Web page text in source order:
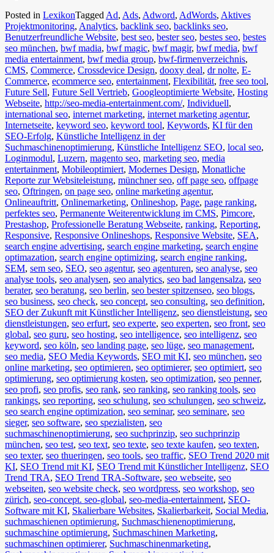
Posted in LexikonTagged Ad, Ads, Adword, AdWords, Aktives
Projektmonitoring, Analytics, backlink seo, backlinks seo,
Benutzerfreundliche Website, best seo, bester seo, bestes seo, bestes
seo münchen, bwf madia, bwf magic, bwf magir, bwf media, bwf
media entertainment, bwf media group, bwf-firmenverzeichnis,
CMS, Commerce, Crossdevice Design, dooxy deal, dr nolte, E-
Commerce, ecommerce seo, entertainment, Flexibilität, free seo tool,
Future Sell, Future Sell Vertrieb, Googleoptimierte Website, Hosting
Webseite, http://seo-media-entertainment.com/, Individuell,
international seo, internet marketing, internet marketing agentur,
Internetseite, keyword seo, keyword tool, Keywords, KI für den
SEO-Erfolg, Künstliche Intelligenz in der
Suchmaschinenoptimierung, Künstliche Intelligenz SEO, local seo,
Loginmodul, Luzern, magento seo, marketing seo, media
entertainment, Mobileoptimiert, Modernes Design, Monatliche
Reporte zur Websiteleistung, münchner seo, off page seo, offpage
seo, Oftringen, on page seo, online marketing agentur,
Onlineauftritt, Onlinemarketing, Onlineshop, Page, page ranking,
perfektes seo, Permanente Weiterentwicklung im CMS, Pimcore,
Prestashop, Professionelle Beratung Webseite, ranking, Reporting,
Responsive, Responsive Onlineshops, Responsive Website, SEA,
search engine advertising, search engine marketing, search engine
optimazation, search engine optimizing, search engine ranking,
SEM, sem seo, SEO, seo agentur, seo agenturen, seo analyse, seo
analyse tools, seo analysen, seo analytics, seo bad langensalza, seo
berater, seo beratung, seo berlin, seo bester spitzenseo, seo blogs,
seo business, seo check, seo concept, seo consulting, seo definition,
SEO der Zukunft mit Künstlicher Intelligenz, seo dienstleistung, seo
dienstleistungen, seo erfurt, seo experte, seo experten, seo front, seo
global, seo guru, seo hosting, seo intelligence, seo intelligenz, seo
keyword, seo köln, seo landing page, seo lüge, seo management,
seo media, SEO Media Keywords, SEO mit KI, seo münchen, seo
online marketing, seo optimieren, seo optimierer, seo optimiert, seo
optimierung, seo optimierung kosten, seo optimization, seo penner,
seo profi, seo profis, seo rank, seo ranking, seo ranking tools, seo
rankings, seo reporting, seo schulung, seo schulungen, seo schweiz,
seo search engine optimization, seo seminar, seo seminare, seo
sieger, seo software, seo spezialisten, seo
suchmaschinenoptimierung, seo suchprinzip, seo suchprinzip
münchen, seo test, seo text, seo texte, seo texte kaufen, seo texten,
seo texter, seo thueringen, seo tools, seo traffic, SEO Trend 2020 mit
KI, SEO Trend mit KI, SEO Trend mit Künstlicher Intelligenz, SEO
Trend TRA, SEO Trend TRA-Software, seo webseite, seo
webseiten, seo website check, seo wordpress, seo workshop, seo
zürich, seo-concept. seo-global, seo-media-entertainment, SEO-
Software mit KI, Skalierbare Websites, Skalierbarkeit, Social Media,
suchmaschienen optimierung, Suchmaschienenoptimierung,
suchmaschine optimierung, Suchmaschinen Marketing,
suchmaschinen optimierer, Suchmaschinenmarketing,